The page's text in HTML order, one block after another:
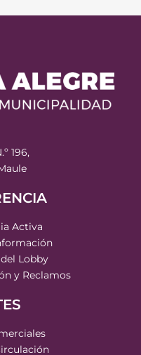
196,
Activa
Lobby
y Reclamos